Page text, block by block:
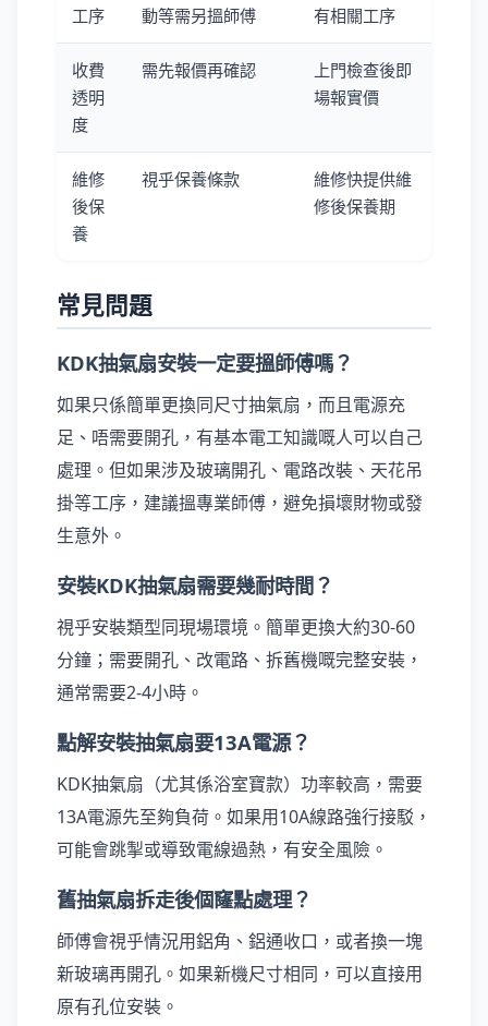
工序
動等需另搵師傅
有相關工序
收費
透明
度
需先報價再確認
上門檢查後即
場報實價
維修
後保
養
視乎保養條款
維修快提供維
修後保養期
常見問題
KDK抽氣扇安裝一定要搵師傅嗎？
如果只係簡單更換同尺寸抽氣扇，而且電源充
足、唔需要開孔，有基本電工知識嘅人可以自己
處理。但如果涉及玻璃開孔、電路改裝、天花吊
掛等工序，建議搵專業師傅，避免損壞財物或發
生意外。
安裝KDK抽氣扇需要幾耐時間？
視乎安裝類型同現場環境。簡單更換大約30-60
分鐘；需要開孔、改電路、拆舊機嘅完整安裝，
通常需要2-4小時。
點解安裝抽氣扇要13A電源？
KDK抽氣扇（尤其係浴室寶款）功率較高，需要
13A電源先至夠負荷。如果用10A線路強行接駁，
可能會跳掣或導致電線過熱，有安全風險。
舊抽氣扇拆走後個窿點處理？
師傅會視乎情況用鋁角、鋁通收口，或者換一塊
新玻璃再開孔。如果新機尺寸相同，可以直接用
原有孔位安裝。